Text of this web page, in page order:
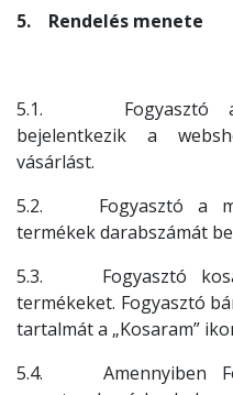
5. Rendelés menete
5.1. Fogyasztó a
bejelentkezik a
vásárlást.
5.2. Fogyasztó a
termékek darabszámát
5.3. Fogyasztó
termékeket. Fogyasztó
tartalmát a „Kosaram”
5.4. Amennyiben